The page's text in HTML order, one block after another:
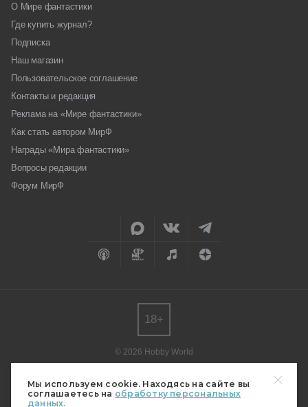
Мы используем cookie. Находясь на сайте вы
соглашаетесь на обработку персональных
данных.
О Мире фантастики
Где купить журнал?
Подписка
Наш магазин
Пользовательское соглашение
Контакты и редакция
Реклама на «Мире фантастики»
Как стать автором МирФ
Награды «Мира фантастики»
Вопросы редакции
Форум МирФ
© 2026 Hobby World
редакции.
Мнение авторов может не совпадать с мнением редакции.
18+